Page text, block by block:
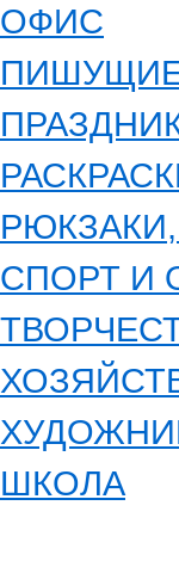
ОФИС
СПОРТ И
ШКОЛА